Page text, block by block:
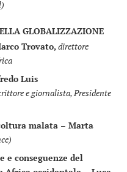
GLOBALIZZAZIONE
Trovato,direttore
Luis
e giornalista, Presidente
malata – Marta
e conseguenze del